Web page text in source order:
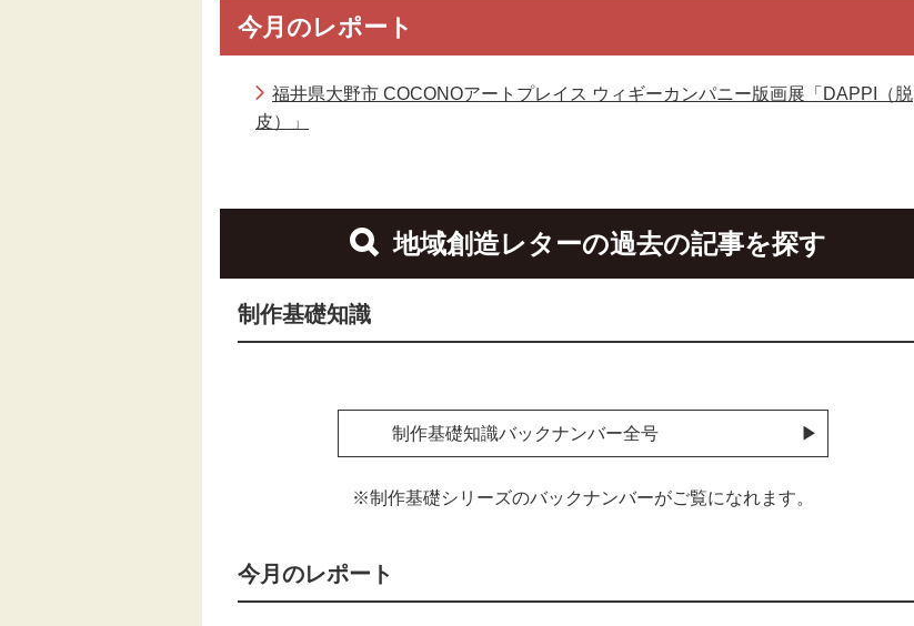
今月のレポート
福井県大野市 COCONOアートプレイス ウィギーカンパニー版画展「DAPPI（脱
皮）」
地域創造レターの過去の記事を探す
制作基礎知識
制作基礎知識バックナンバー全号
※制作基礎シリーズのバックナンバーがご覧になれます。
今月のレポート